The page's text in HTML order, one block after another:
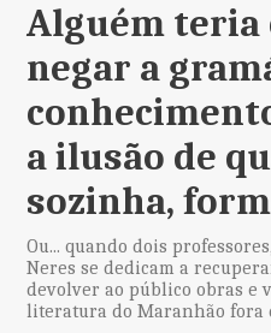
Alguém teria
negar a
a ilusão de
sozinha,
Ou... quando dois
Neres se dedicam a
devolver ao público obras e
literatura do Maranhão fora